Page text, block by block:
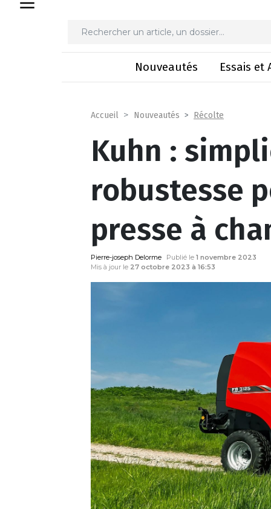
Nouveautés Essais et
Accueil Nouveautés Récolte
Kuhn :
robustesse
presse à
Pierre-joseph Delorme Publié le 1 novembre 2023
Mis à jour le 27 octobre 2023 à 16:53